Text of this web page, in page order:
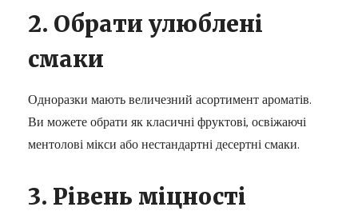
2. Обрати улюблені
смаки
Одноразки мають величезний асортимент ароматів.
Ви можете обрати як класичні фруктові, освіжаючі
ментолові мікси або нестандартні десертні смаки.
3. Рівень міцності